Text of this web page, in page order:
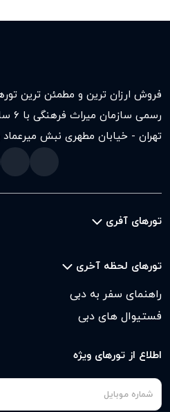
فروش ارزان ترین و مطمئن ترین
رسمی سازمان میراث فرهنگی با ۶ سال سابقه درخشان
تهران - خیابان مطهری نبش میرعماد
تورهای آفری
تورهای لحظه آخری
راهنمای سفر به دبی
فستیوال های دبی
اطلاع از تورهای ویژه